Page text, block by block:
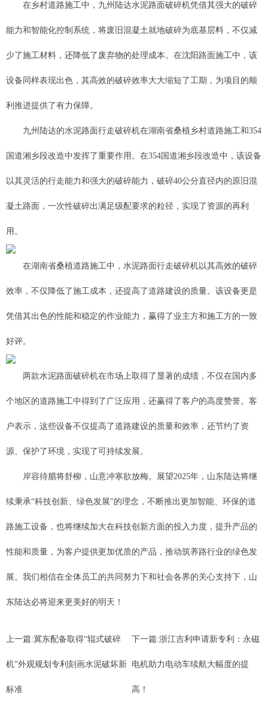
在乡村道路施工中，九州陆达水泥路面破碎机凭借其强大的破碎
能力和智能化控制系统，将废旧混凝土就地破碎为底基层料，不仅减
少了施工材料，还降低了废弃物的处理成本。在沈阳路面施工中，该
设备同样表现出色，其高效的破碎效率大大缩短了工期，为项目的顺
利推进提供了有力保障。
九州陆达的水泥路面行走破碎机在湖南省桑植乡村道路施工和354
国道湘乡段改造中发挥了重要作用。在354国道湘乡段改造中，该设备
以其灵活的行走能力和强大的破碎能力，破碎40公分直径内的原旧混
凝土路面，一次性破碎出满足级配要求的粒径，实现了资源的再利
用。
在湖南省桑植道路施工中，水泥路面行走破碎机以其高效的破碎
效率，不仅降低了施工成本，还提高了道路建设的质量。该设备更是
凭借其出色的性能和稳定的作业能力，赢得了业主方和施工方的一致
好评。
两款水泥路面破碎机在市场上取得了显著的成绩，不仅在国内多
个地区的道路施工中得到了广泛应用，还赢得了客户的高度赞誉。客
户表示，这些设备不仅提高了道路建设的质量和效率，还节约了资
源、保护了环境，实现了可持续发展。
岸容待腊将舒柳，山意冲寒欲放梅。展望2025年，山东陆达将继
续秉承“科技创新、绿色发展”的理念，不断推出更加智能、环保的道
路施工设备，也将继续加大在科技创新方面的投入力度，提升产品的
性能和质量，为客户提供更加优质的产品，推动筑养路行业的绿色发
展。我们相信在全体员工的共同努力下和社会各界的关心支持下，山
东陆达必将迎来更美好的明天！
上一篇:冀东配备取得“辊式破碎
机”外观规划专利刻画水泥破坏新
标准
下一篇:浙江吉利申请新专利：永磁
电机助力电动车续航大幅度的提
高！